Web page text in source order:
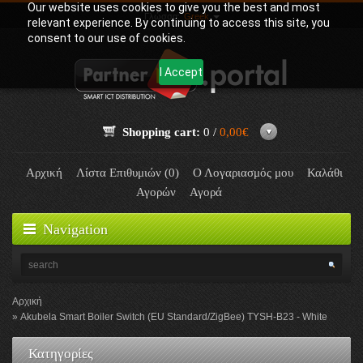
Our website uses cookies to give you the best and most
relevant experience. By continuing to access this site, you
consent to our use of cookies.
I Accept
Γλώσσα:Greek
Shopping cart: 0 / 0,00€
Αρχική Λίστα Επιθυμιών (0) Ο Λογαριασμός μου
Καλάθι
Αγορών
Αγορά
Navigation
Αρχική
Akubela Smart Boiler Switch (EU Standard/ZigBee) TYSH-B23 - White
Κατηγορίες